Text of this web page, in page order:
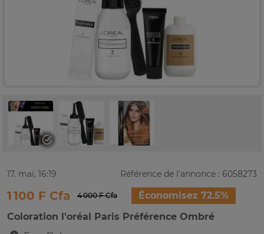
17. mai, 16:19 Référence de l'annonce : 6058273
1 100 F Cfa 4 000 F Cfa
Économisez 72.5%
Coloration l'oréal Paris Préférence Ombré